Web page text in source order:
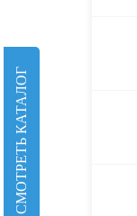
СМОТРЕТЬ КАТАЛОГ